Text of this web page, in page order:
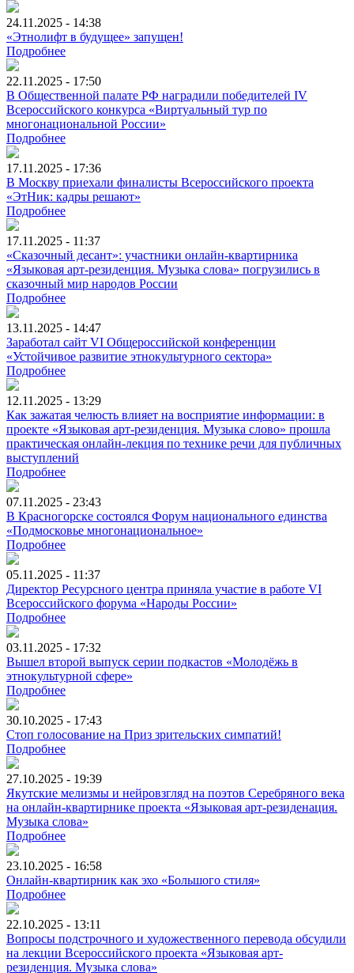
24.11.2025 - 14:38
«Этнолифт в будущее» запущен!
Подробнее
22.11.2025 - 17:50
В Общественной палате РФ наградили победителей IV
Всероссийского конкурса «Виртуальный тур по
многонациональной России»
Подробнее
17.11.2025 - 17:36
В Москву приехали финалисты Всероссийского проекта
«ЭтНик: кадры решают»
Подробнее
17.11.2025 - 11:37
«Сказочный десант»: участники онлайн-квартирника
«Языковая арт-резиденция. Музыка слова» погрузились в
сказочный мир народов России
Подробнее
13.11.2025 - 14:47
Заработал сайт VI Общероссийской конференции
«Устойчивое развитие этнокультурного сектора»
Подробнее
12.11.2025 - 13:29
Как зажатая челюсть влияет на восприятие информации: в
проекте «Языковая арт-резиденция. Музыка слово» прошла
практическая онлайн-лекция по технике речи для публичных
выступлений
Подробнее
07.11.2025 - 23:43
В Красногорске состоялся Форум национального единства
«Подмосковье многонациональное»
Подробнее
05.11.2025 - 11:37
Директор Ресурсного центра приняла участие в работе VI
Всероссийского форума «Народы России»
Подробнее
03.11.2025 - 17:32
Вышел второй выпуск серии подкастов «Молодёжь в
этнокультурной сфере»
Подробнее
30.10.2025 - 17:43
Стоп голосование на Приз зрительских симпатий!
Подробнее
27.10.2025 - 19:39
Якутские мелизмы и нейровзгляд на поэтов Серебряного века
на онлайн-квартирнике проекта «Языковая арт-резиденация.
Музыка слова»
Подробнее
23.10.2025 - 16:58
Онлайн-квартирник как эхо «Большого стиля»
Подробнее
22.10.2025 - 13:11
Вопросы подстрочного и художественного перевода обсудили
на лекции Всероссийского проекта «Языковая арт-
резиденция. Музыка слова»